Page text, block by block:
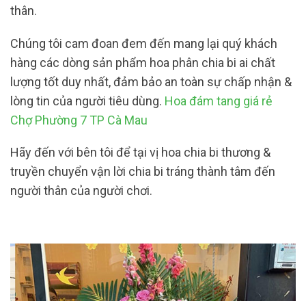
thân.
Chúng tôi cam đoan đem đến mang lại quý khách
hàng các dòng sản phẩm hoa phân chia bi ai chất
lượng tốt duy nhất, đảm bảo an toàn sự chấp nhận &
lòng tin của người tiêu dùng. Hoa đám tang giá rẻ
Chợ Phường 7 TP Cà Mau
Hãy đến với bên tôi để tại vị hoa chia bi thương &
truyền chuyển vận lời chia bi tráng thành tâm đến
người thân của người chơi.